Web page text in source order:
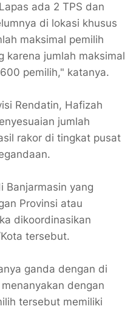
ada 2 TPS dan
di lokasi khusus
maksimal pemilih
karena jumlah maksimal
pemilih," katanya.
Rendatin, Hafizah
jumlah
rakor di tingkat pusat
Banjarmasin yang
Provinsi atau
dikoordinasikan
tersebut.
ganda dengan di
dengan
tersebut memiliki